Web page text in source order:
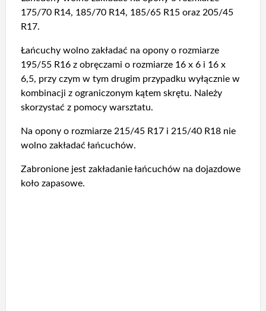
175/70 R14, 185/70 R14, 185/65 R15 oraz 205/45
R17.
Łańcuchy wolno zakładać na opony o rozmiarze
195/55 R16 z obręczami o rozmiarze 16 x 6 i 16 x
6,5, przy czym w tym drugim przypadku wyłącznie w
kombinacji z ograniczonym kątem skrętu. Należy
skorzystać z pomocy warsztatu.
Na opony o rozmiarze 215/45 R17 i 215/40 R18 nie
wolno zakładać łańcuchów.
Zabronione jest zakładanie łańcuchów na dojazdowe
koło zapasowe.